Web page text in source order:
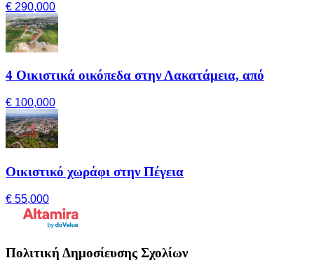
€ 290,000
4 Οικιστικά οικόπεδα στην Λακατάμεια, από
€ 100,000
Οικιστικό χωράφι στην Πέγεια
€ 55,000
Πολιτική Δημοσίευσης Σχολίων